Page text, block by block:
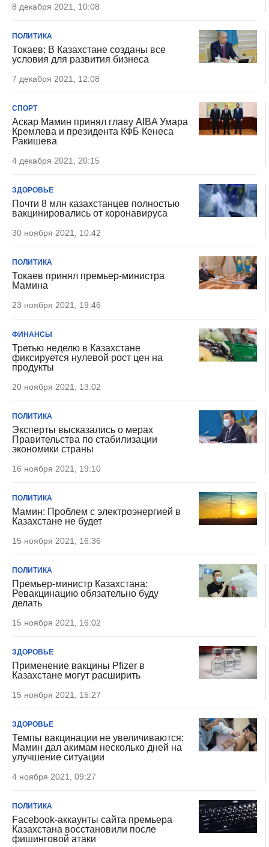
8 декабря 2021, 10:08
ПОЛИТИКА
Токаев: В Казахстане созданы все
условия для развития бизнеса
7 декабря 2021, 12:08
СПОРТ
Аскар Мамин принял главу AIBA Умара
Кремлева и президента КФБ Кенеса
Ракишева
4 декабря 2021, 20:15
ЗДОРОВЬЕ
Почти 8 млн казахстанцев полностью
вакцинировались от коронавируса
30 ноября 2021, 10:42
ПОЛИТИКА
Токаев принял премьер-министра
Мамина
23 ноября 2021, 19:46
ФИНАНСЫ
Третью неделю в Казахстане
фиксируется нулевой рост цен на
продукты
20 ноября 2021, 13:02
ПОЛИТИКА
Эксперты высказались о мерах
Правительства по стабилизации
экономики страны
16 ноября 2021, 19:10
ПОЛИТИКА
Мамин: Проблем с электроэнергией в
Казахстане не будет
15 ноября 2021, 16:36
ПОЛИТИКА
Премьер-министр Казахстана:
Ревакцинацию обязательно буду
делать
15 ноября 2021, 16:02
ЗДОРОВЬЕ
Применение вакцины Pfizer в
Казахстане могут расширить
15 ноября 2021, 15:27
ЗДОРОВЬЕ
Темпы вакцинации не увеличиваются:
Мамин дал акимам несколько дней на
улучшение ситуации
4 ноября 2021, 09:27
ПОЛИТИКА
Facebook-аккаунты сайта премьера
Казахстана восстановили после
фишинговой атаки